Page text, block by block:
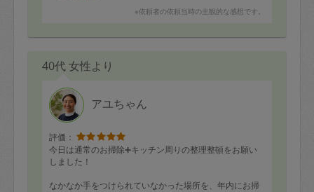
※依頼者の依頼当時の主観的な感想です。
40代 女性より
アユちゃん
評価：
今日は通常のお掃除➕キッチン周りの整理整頓をお願い
しました！
なかなか手をつけられていなかった場所を、年内にお掃